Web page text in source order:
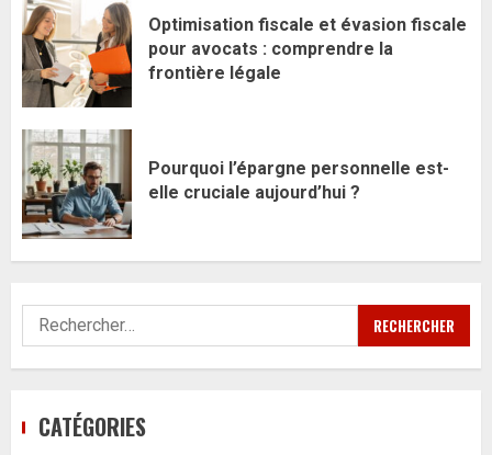
Optimisation fiscale et évasion fiscale
pour avocats : comprendre la
frontière légale
Pourquoi l’épargne personnelle est-
elle cruciale aujourd’hui ?
Rechercher :
CATÉGORIES